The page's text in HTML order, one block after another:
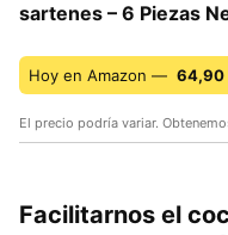
sartenes – 6 Piezas
Hoy en Amazon — 64,90
El precio podría variar.
Facilitarnos el